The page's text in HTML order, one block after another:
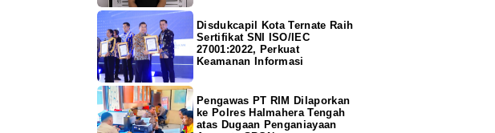
Disdukcapil Kota Ternate Raih
Sertifikat SNI ISO/IEC
27001:2022, Perkuat
Keamanan Informasi
Pengawas PT RIM Dilaporkan
ke Polres Halmahera Tengah
atas Dugaan Penganiayaan